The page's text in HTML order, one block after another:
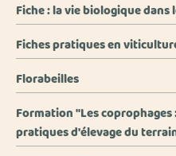
Fiche : la vie biologique dans
Fiches pratiques en
Florabeilles
Formation "Les
pratiques d'élevage du